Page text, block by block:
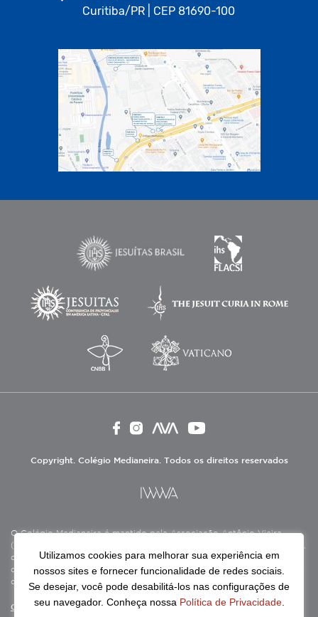
Curitiba/PR | CEP 81690-100
Copyright. Colégio Medianeira. Todos os direitos reservados
O Colégio Medianeira é mantido pela Associação Antônio Vieira
(ASAV), instituição de direito privado sem fins lucrativos, filantrópica,
de natureza educativa, cultural, assistencial e beneficente, certificada
como Entidade Beneficente de Assistência Social (CEBAS), nas áreas
de educação e assistência social.
Continue lendo
Utilizamos cookies para melhorar sua experiência em
nossos sites e fornecer funcionalidade de redes sociais.
Se desejar, você pode desabilitá-los nas configurações de
seu navegador. Conheça nossa Política de Privacidade.